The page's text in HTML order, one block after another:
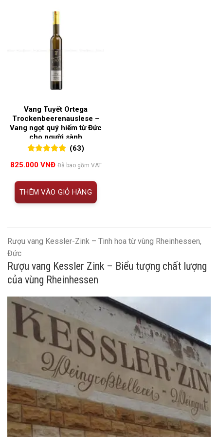
Vang Tuyết Ortega
Trockenbeerenauslese –
Vang ngọt quý hiếm từ Đức
cho người sành
đánh giá
(63)
825.000 VNĐ Đã bao gồm VAT
THÊM VÀO GIỎ HÀNG
Rượu vang Kessler-Zink – Tinh hoa từ vùng Rheinhessen,
Đức
Rượu vang Kessler Zink – Biểu tượng chất lượng
của vùng Rheinhessen